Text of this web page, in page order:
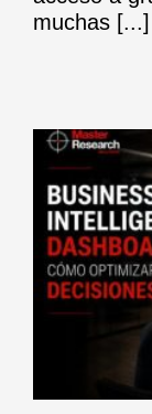
muchas [...]